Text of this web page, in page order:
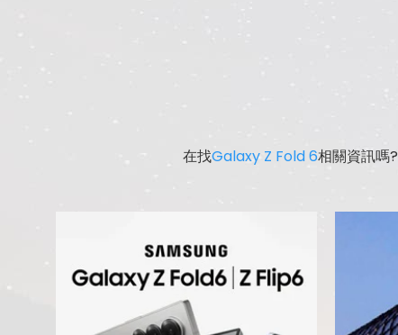
在找Galaxy Z Fold 6相關資訊嗎